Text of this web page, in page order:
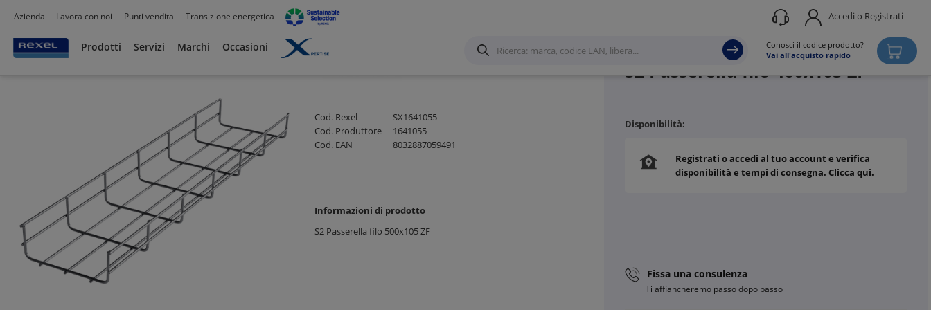
Azienda Lavora con noi Punti vendita Transizione energetica Accedi o Registrati
Prodotti Servizi Marchi Occasioni
Conosci il codice prodotto?
Vai all'acquisto rapido
Canaline Passacavi Industriali in Metallo Canale in Filo Metallico ed accessori
Cod. Rexel
SX1641055
Cod. Produttore
1641055
Cod. EAN
8032887059491
Informazioni di prodotto
S2 Passerella filo 500x105 ZF
S2 Passerella filo 400x105 ZF
Disponibilità:
Registrati o accedi al tuo account e verifica
disponibilità e tempi di consegna. Clicca qui.
Fissa una consulenza
Ti affiancheremo passo dopo passo